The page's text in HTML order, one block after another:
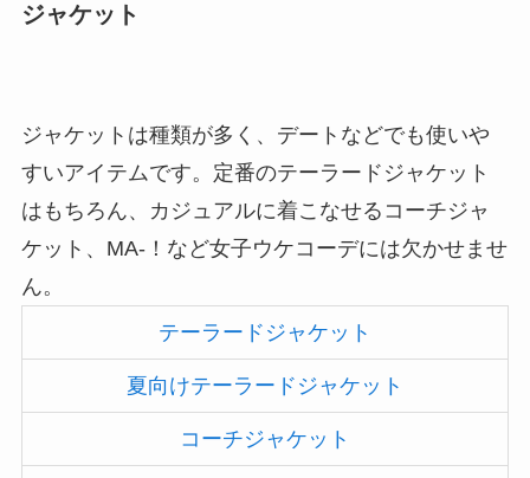
ジャケット
ジャケットは種類が多く、デートなどでも使いや
すいアイテムです。定番のテーラードジャケット
はもちろん、カジュアルに着こなせるコーチジャ
ケット、MA-！など女子ウケコーデには欠かせませ
ん。
テーラードジャケット
夏向けテーラードジャケット
コーチジャケット